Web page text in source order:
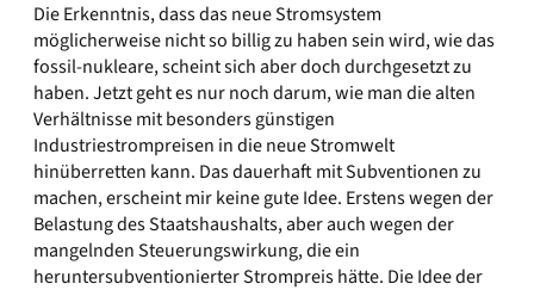
Die Erkenntnis, dass das neue Stromsystem
möglicherweise nicht so billig zu haben sein wird, wie das
fossil-nukleare, scheint sich aber doch durchgesetzt zu
haben. Jetzt geht es nur noch darum, wie man die alten
Verhältnisse mit besonders günstigen
Industriestrompreisen in die neue Stromwelt
hinüberretten kann. Das dauerhaft mit Subventionen zu
machen, erscheint mir keine gute Idee. Erstens wegen der
Belastung des Staatshaushalts, aber auch wegen der
mangelnden Steuerungswirkung, die ein
heruntersubventionierter Strompreis hätte. Die Idee der